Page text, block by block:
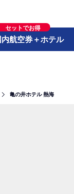
セットでお得
航空券＋ホテル
亀の井ホテル 熱海